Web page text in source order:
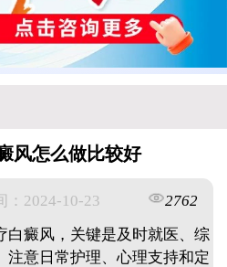
风怎么做比较好
：2024-10-23
2762
白癜风，关键是及时就医、综
注意日常护理、心理支持和定